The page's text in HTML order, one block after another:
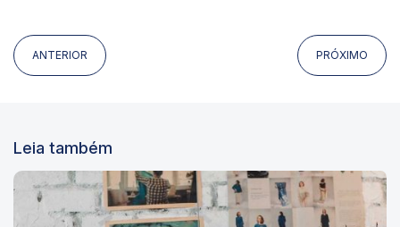
ANTERIOR PRÓXIMO
Leia também